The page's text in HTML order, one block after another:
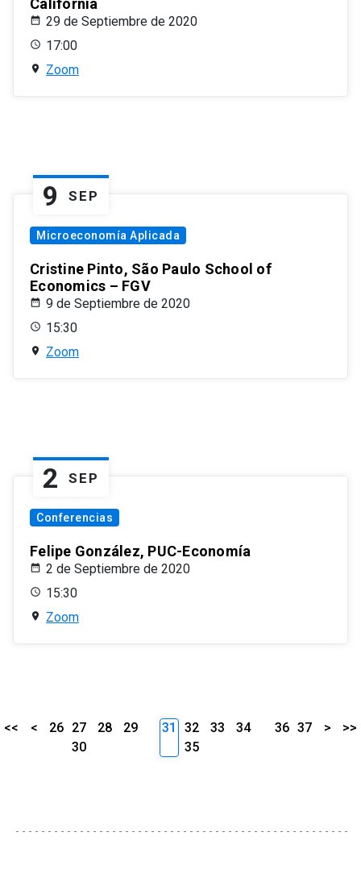
California
29 de Septiembre de 2020
17:00
Zoom
9 SEP
Microeconomía Aplicada
Cristine Pinto, São Paulo School of
Economics – FGV
9 de Septiembre de 2020
15:30
Zoom
2 SEP
Conferencias
Felipe González, PUC-Economía
2 de Septiembre de 2020
15:30
Zoom
<< < 26 27 28
29
30
31 32 33
34
35
36 37 > >>